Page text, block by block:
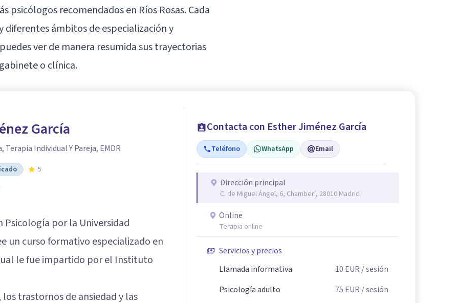
psicólogos recomendados en Ríos Rosas. Cada
ámbitos de especialización y
ver de manera resumida sus trayectorias
o clínica.
García
Individual Y Pareja, EMDR
5
Psicología por la Universidad
un curso formativo especializado en
le fue impartido por el Instituto
trastornos de ansiedad y las
Contacta con Esther Jiménez García
Teléfono WhatsApp Email
Dirección principal
C. de Miguel Ángel, 6, Chamberí, 28010 Madrid
Online
Terapia online
Servicios y precios
Llamada informativa
10 EUR / sesión
Psicología adulto
75 EUR / sesión